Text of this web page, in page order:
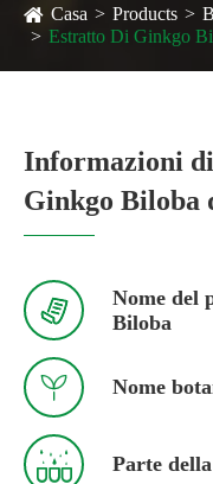
Casa Products
Estratto Di Ginkgo
Informazioni
Ginkgo Biloba

Nome del
Biloba
 Nome
 Parte